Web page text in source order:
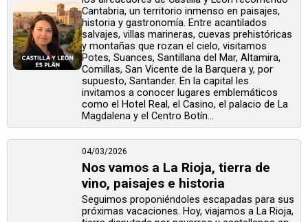
Cantabria, un territorio inmenso en paisajes,
historia y gastronomía. Entre acantilados
salvajes, villas marineras, cuevas prehistóricas
y montañas que rozan el cielo, visitamos
Potes, Suances, Santillana del Mar, Altamira,
Comillas, San Vicente de la Barquera y, por
supuesto, Santander. En la capital les
invitamos a conocer lugares emblemáticos
como el Hotel Real, el Casino, el palacio de La
Magdalena y el Centro Botín...
04/03/2026
Nos vamos a La Rioja, tierra de
vino, paisajes e historia
Seguimos proponiéndoles escapadas para sus
próximas vacaciones. Hoy, viajamos a La Rioja,